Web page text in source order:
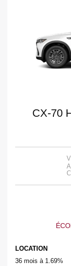
CX-70
LOCATION
36 mois à 1.69%